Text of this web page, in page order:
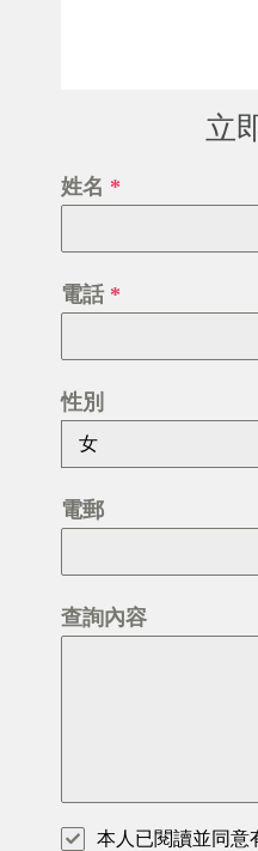
立
姓名 *
電話 *
性別
女
電郵
查詢內容
本人已閱讀並同意